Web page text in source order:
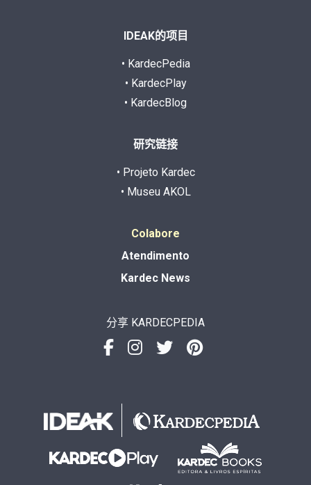
IDEAK的项目
• KardecPedia
• KardecPlay
• KardecBlog
研究链接
• Projeto Kardec
• Museu AKOL
Colabore
Atendimento
Kardec News
分享 KARDECPEDIA